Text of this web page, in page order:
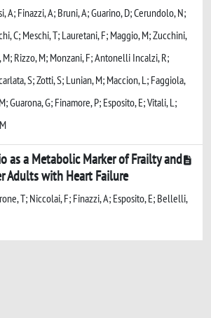
A; Finazzi, A; Bruni, A; Guarino, D; Cerundolo, N;
C; Meschi, T; Lauretani, F; Maggio, M; Zucchini,
M; Rizzo, M; Monzani, F; Antonelli Incalzi, R;
S; Zotti, S; Lunian, M; Maccion, L; Faggiola,
Guarona, G; Finamore, P; Esposito, E; Vitali, L;
as a Metabolic Marker of Frailty and
Adults with Heart Failure
T; Niccolai, F; Finazzi, A; Esposito, E; Bellelli,